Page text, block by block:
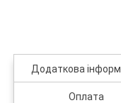
Додаткова
Оплата